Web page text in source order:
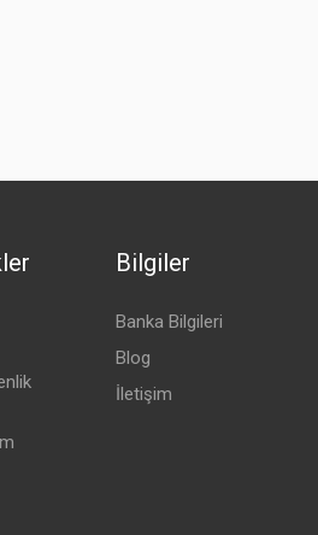
Bilgiler
Banka Bilgileri
Blog
İletişim